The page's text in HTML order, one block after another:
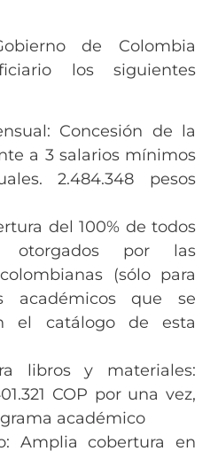
de Colombia
los siguientes
Concesión de la
a 3 salarios mínimos
2.484.348 pesos
del 100% de todos
otorgados por las
(sólo para
académicos que se
el catálogo de esta
libros y materiales:
COP por una vez,
académico
Amplia cobertura en